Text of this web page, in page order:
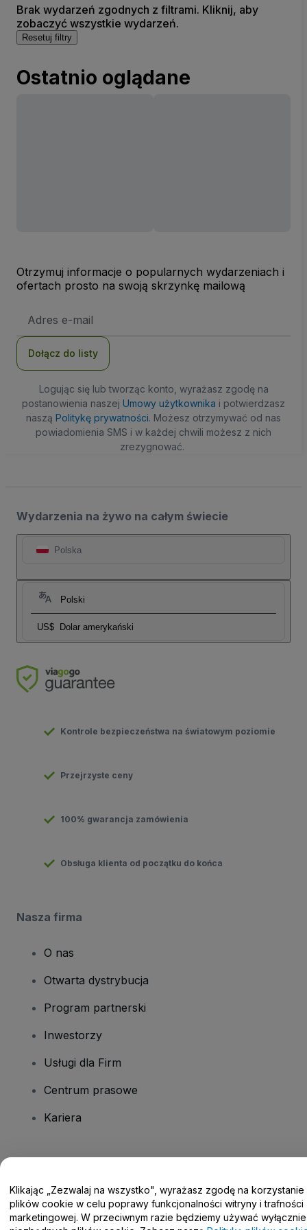
Brak wydarzeń zgodnych z filtrami. Kliknij, aby
zobaczyć wszystkie wydarzeń.
Resetuj filtry
Ostatnio oglądane
Otrzymuj informacje o popularnych wydarzeniach i
ofertach prosto na swoją skrzynkę mailową
e-
Dołącz do listy
Logując się lub tworząc konto, wyrażasz zgodę na
postanowienia naszej Umowy użytkownika i potwierdzasz
naszą Politykę prywatności. Możesz otrzymywać od nas
powiadomienia SMS i w każdej chwili możesz z nich
zrezygnować.
Wydarzenia na żywo na całym świecie
Polska
Polski
US$ Dolar amerykański
Kontrole bezpieczeństwa na światowym poziomie
Przejrzyste ceny
100% gwarancja zamówienia
Obsługa klienta od początku do końca
Nasza firma
O nas
Otwarta dystrybucja
Program partnerski
Inwestorzy
Usługi dla Firm
Centrum prasowe
Kariera
Centrum pomocy / Skontaktuj się z nami
Klikając „Zezwalaj na wszystko", wyrażasz zgodę na korzystanie
plików cookie w celu poprawy funkcjonalności witryny i trafności
marketingowej. W przeciwnym razie będziemy używać wyłącznie